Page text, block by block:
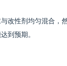
改性剂均匀混合，
到预期。